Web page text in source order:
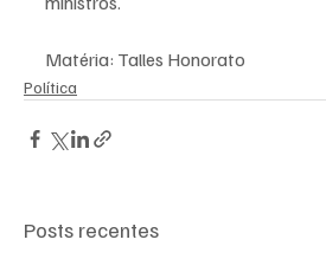
Matéria: Talles Honorato
Política
Posts recentes